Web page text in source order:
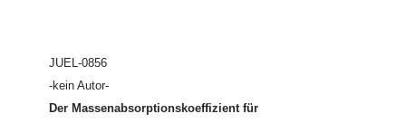
JUEL-0856
-kein Autor-
Der Massenabsorptionskoeffizient für